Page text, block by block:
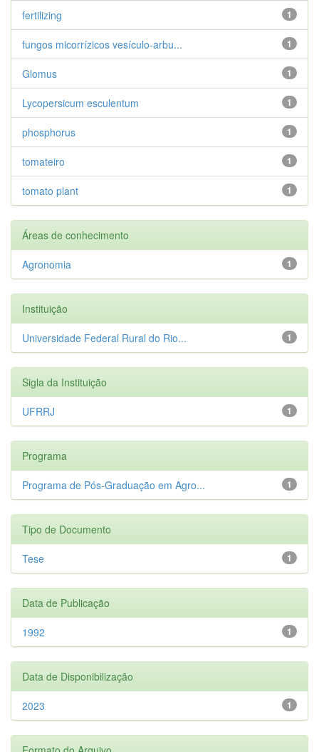
1
fertilizing
1
fungos micorrízicos vesículo-arbu...
1
Glomus
1
Lycopersicum esculentum
1
phosphorus
1
tomateiro
1
tomato plant
Áreas de conhecimento
1
Agronomia
Instituição
1
Universidade Federal Rural do Rio...
Sigla da Instituição
1
UFRRJ
Programa
1
Programa de Pós-Graduação em Agro...
Tipo de Documento
1
Tese
Data de Publicação
1
1992
Data de Disponibilização
1
2023